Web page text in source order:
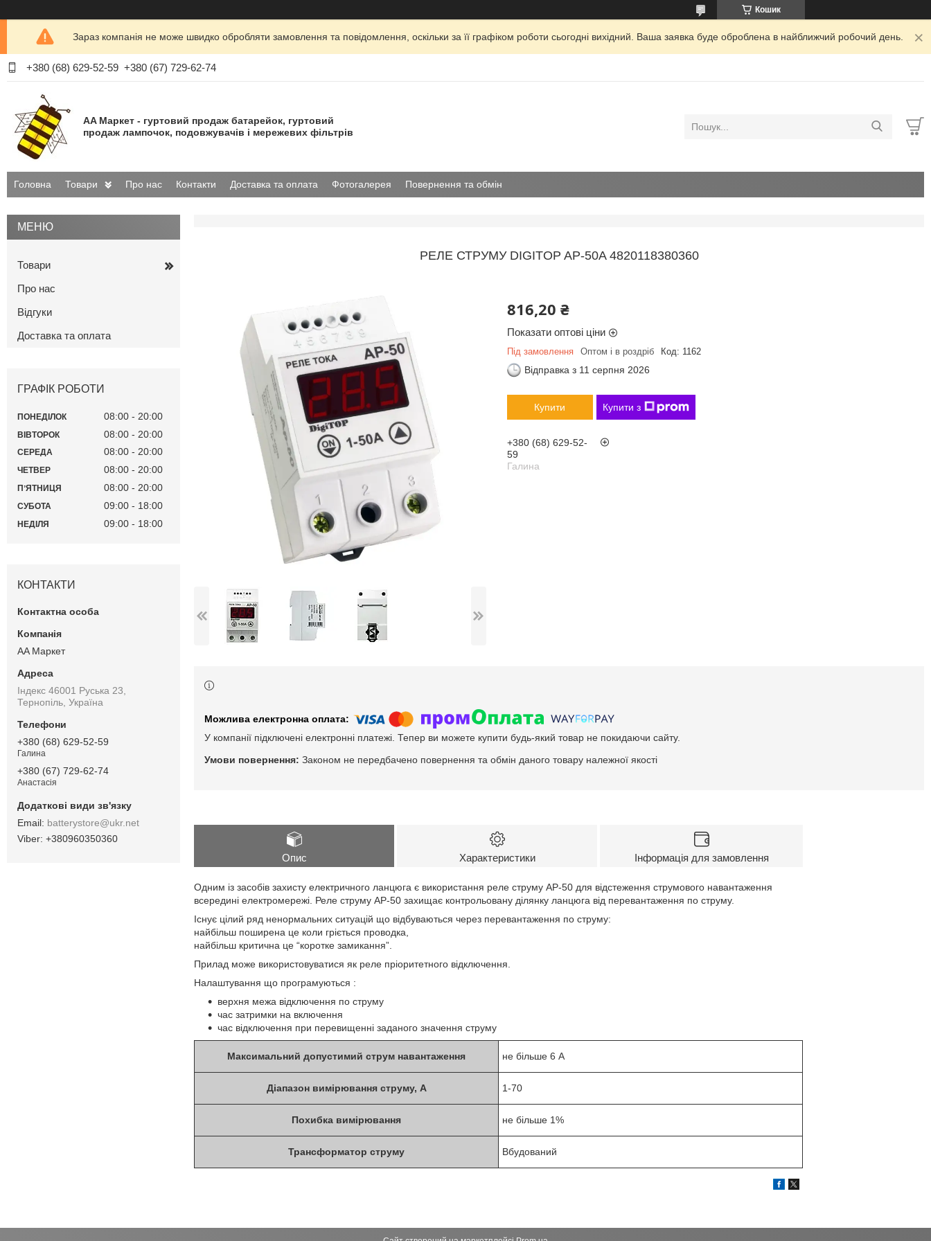
Кошик
Зараз компанія не може швидко обробляти замовлення та повідомлення, оскільки за її графіком роботи сьогодні вихідний. Ваша заявка буде оброблена в найближчий робочий день.
+380 (68) 629-52-59 +380 (67) 729-62-74
AA Маркет - гуртовий продаж батарейок, гуртовий
продаж лампочок, подовжувачів і мережевих фільтрів
Головна Товари Про нас Контакти Доставка та оплата Фотогалерея Повернення та обмін
РЕЛЕ СТРУМУ DIGITOP AP-50A 4820118380360
816,20 ₴
Показати оптові ціни
Під замовлення Оптом і в роздріб Код: 1162
Відправка з 11 серпня 2026
Купити Купити з
+380 (68) 629-52-
59
Галина
У компанії підключені електронні платежі. Тепер ви можете купити будь-який товар не покидаючи сайту.
Законом не передбачено повернення та обмін даного товару належної якості
Опис Характеристики Інформація для замовлення
Одним із засобів захисту електричного ланцюга є використання реле струму АР-50 для відстеження струмового навантаження
всередині електромережі. Реле струму АР-50 захищає контрольовану ділянку ланцюга від перевантаження по струму.
Існує цілий ряд ненормальних ситуацій що відбуваються через перевантаження по струму:
найбільш поширена це коли гріється проводка,
найбільш критична це “коротке замикання”.
Прилад може використовуватися як реле пріоритетного відключення.
Налаштування що програмуються :
верхня межа відключення по струму
час затримки на включення
час відключення при перевищенні заданого значення струму
Максимальний допустимий струм навантаження не більше 6 А
Діапазон вимірювання струму, A 1-70
Похибка вимірювання не більше 1%
Трансформатор струму Вбудований
Товари
Про нас
Відгуки
Доставка та оплата
ГРАФІК РОБОТИ
ПОНЕДІЛОК 08:00 20:00
ВІВТОРОК 08:00 20:00
СЕРЕДА 08:00 20:00
ЧЕТВЕР 08:00 20:00
ПʼЯТНИЦЯ 08:00 20:00
СУБОТА 09:00 18:00
НЕДІЛЯ 09:00 18:00
КОНТАКТИ
AA Маркет
Індекс 46001 Руська 23,
Тернопіль, Україна
+380 (68) 629-52-59
Галина
+380 (67) 729-62-74
Анастасія
batterystore@ukr.net
+380960350360